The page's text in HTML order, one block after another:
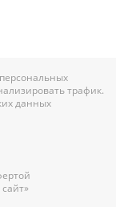
трафик.
данных